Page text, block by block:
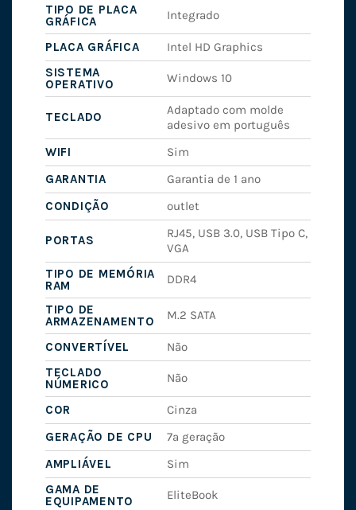
TIPO DE PLACA
GRÁFICA
Integrado
PLACA GRÁFICA
Intel HD Graphics
SISTEMA
OPERATIVO
Windows 10
TECLADO
Adaptado com molde
adesivo em português
WIFI
Sim
GARANTIA
Garantia de 1 ano
CONDIÇÃO
outlet
PORTAS
RJ45, USB 3.0, USB Tipo C,
VGA
TIPO DE MEMÓRIA
RAM
DDR4
TIPO DE
ARMAZENAMENTO
M.2 SATA
CONVERTÍVEL
Não
TECLADO
NÚMERICO
Não
COR
Cinza
GERAÇÃO DE CPU
7ª geração
AMPLIÁVEL
Sim
GAMA DE
EQUIPAMENTO
EliteBook